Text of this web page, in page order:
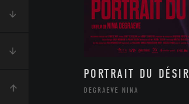
PORTRAIT DU DÉSIR
DEGRAEVE NINA